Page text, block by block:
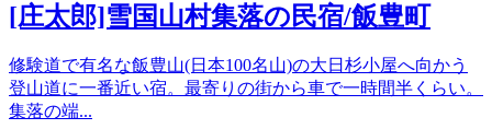
[庄太郎]雪国山村集落の民宿/飯豊町
修験道で有名な飯豊山(日本100名山)の大日杉小屋へ向かう
登山道に一番近い宿。最寄りの街から車で一時間半くらい。
集落の端...